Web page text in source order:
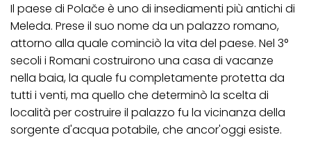
Il paese di Polače è uno di insediamenti più antichi di
Meleda. Prese il suo nome da un palazzo romano,
attorno alla quale cominciò la vita del paese. Nel 3°
secoli i Romani costruirono una casa di vacanze
nella baia, la quale fu completamente protetta da
tutti i venti, ma quello che determinò la scelta di
località per costruire il palazzo fu la vicinanza della
sorgente d'acqua potabile, che ancor'oggi esiste.